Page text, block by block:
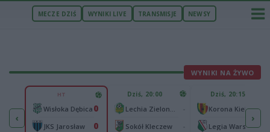
MECZE DZIŚ WYNIKI LIVE TRANSMISJE NEWSY
WYNIKI NA ŻYWO
‹
Zawisza Bydgoszcz1
0
HT
Wisłoka Dębica 0
JKS Jarosław 0
Dziś, 20:00
Sokół Kleczew
Dziś, 20:15
Korona Kielce
Legia Warszawa
›